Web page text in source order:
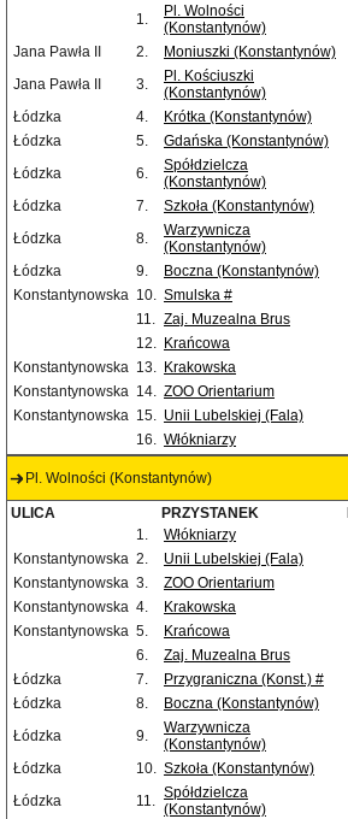
1.
Pl. Wolności
(Konstantynów)
Jana Pawła II 2. Moniuszki (Konstantynów)
Jana Pawła II
3.
Pl. Kościuszki
(Konstantynów)
Łódzka 4. Krótka (Konstantynów)
Łódzka
5. Gdańska (Konstantynów)
Łódzka
6.
Spółdzielcza
(Konstantynów)
Łódzka 7.
Szkoła (Konstantynów)
Łódzka
8.
Warzywnicza
(Konstantynów)
Łódzka 9. Boczna (Konstantynów)
Konstantynowska 10. Smulska #
11. Zaj. Muzealna Brus
12. Krańcowa
Konstantynowska 13. Krakowska
Konstantynowska 14. ZOO Orientarium
Konstantynowska 15. Unii Lubelskiej (Fala)
16. Włókniarzy
Pl. Wolności (Konstantynów)
ULICA PRZYSTANEK
1.
Włókniarzy
Konstantynowska 2. Unii Lubelskiej (Fala)
Konstantynowska 3. ZOO Orientarium
Konstantynowska 4. Krakowska
Konstantynowska 5. Krańcowa
6.
Zaj. Muzealna Brus
Łódzka
7. Przygraniczna (Konst.) #
Łódzka
8. Boczna (Konstantynów)
Łódzka
9.
Warzywnicza
(Konstantynów)
Łódzka 10. Szkoła (Konstantynów)
Łódzka
11. Spółdzielcza
(Konstantynów)